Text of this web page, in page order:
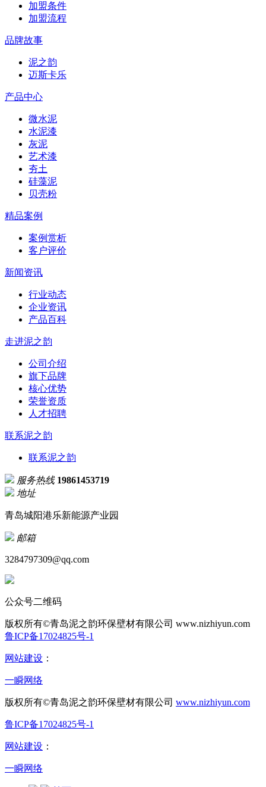
加盟条件
加盟流程
品牌故事
泥之韵
迈斯卡乐
产品中心
微水泥
水泥漆
灰泥
艺术漆
夯土
硅藻泥
贝壳粉
精品案例
案例赏析
客户评价
新闻资讯
行业动态
企业资讯
产品百科
走进泥之韵
公司介绍
旗下品牌
核心优势
荣誉资质
人才招聘
联系泥之韵
联系泥之韵
服务热线 19861453719
地址
青岛城阳港乐新能源产业园
邮箱
3284797309@qq.com
公众号二维码
版权所有©青岛泥之韵环保壁材有限公司 www.nizhiyun.com
鲁ICP备17024825号-1
网站建设 ：
一瞬网络
版权所有©青岛泥之韵环保壁材有限公司 www.nizhiyun.com
鲁ICP备17024825号-1
网站建设 ：
一瞬网络